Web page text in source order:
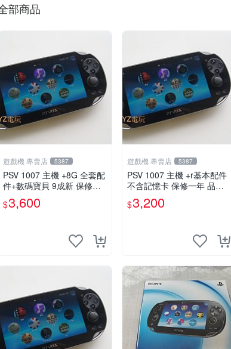
部商品
遊戲機 專賣店 5387
PSV 1007 主機 +8G 全套配
件+數碼寶貝 9成新 保修一
年 品質有保障 psvita
$3,600
遊戲機 專賣店 5387
PSV 1007 主機 +r基本配件
不含記憶卡 保修一年 品質
有保障
$3,200